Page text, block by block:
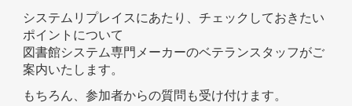
システムリプレイスにあたり、チェックしておきたい
ポイントについて
図書館システム専門メーカーのベテランスタッフがご
案内いたします。
もちろん、参加者からの質問も受け付けます。